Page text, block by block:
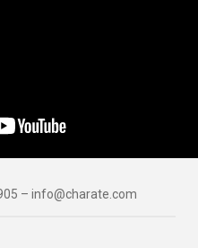
– info@charate.com